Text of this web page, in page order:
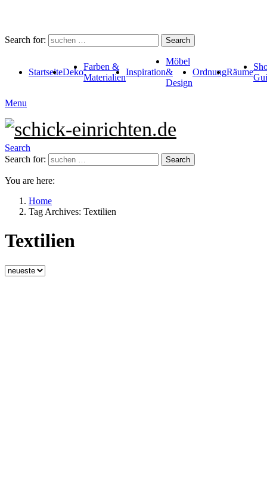
Search for: Search
StartseiteDeko
Farben &
Materialien
Inspiration
Möbel
&
Design
OrdnungRäume
Menu
Search
Search for:
Search
You are here:
Home
Tag Archives: Textilien
Textilien